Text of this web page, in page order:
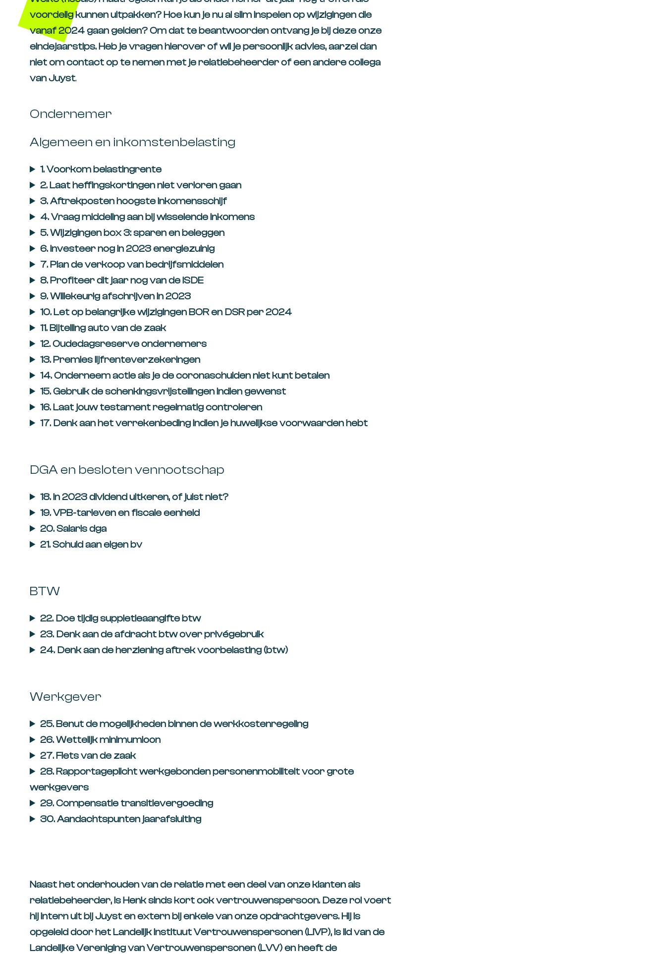
voordelig kunnen uitpakken? Hoe kun je nu al slim inspelen op wijzigingen die
vanaf 2024 gaan gelden? Om dat te beantwoorden ontvang je bij deze onze
eindejaarstips. Heb je vragen hierover of wil je persoonlijk advies, aarzel dan
niet om contact op te nemen met je relatiebeheerder of een andere collega
van Juyst.
Ondernemer
Algemeen en inkomstenbelasting
1. Voorkom belastingrente
2.Laat heffingskortingen niet verloren gaan
3. Aftrekposten hoogste inkomensschijf
4. Vraag middeling aan bij wisselende inkomens
5. Wijzigingen box 3: sparen en beleggen
6. Investeer nog in 2023 energiezuinig
7. Plan de verkoop van bedrijfsmiddelen
8. Profiteer dit jaar nog van de ISDE
9. Willekeurig afschrijven in 2023
10. Let op belangrijke wijzigingen BOR en DSR per 2024
11. Bijtelling auto van de zaak
12. Oudedagsreserve ondernemers
13. Premies lijfrenteverzekeringen
14. Onderneem actie als je de coronaschulden niet kunt betalen
15. Gebruik de schenkingsvrijstellingen indien gewenst
16. Laat jouw testament regelmatig controleren
17. Denk aan het verrekenbeding indien je huwelijkse voorwaarden hebt
DGA en besloten vennootschap
18. In 2023 dividend uitkeren, of juist niet?
19. VPB-tarieven en fiscale eenheid
20. Salaris dga
21. Schuld aan eigen bv
BTW
22. Doe tijdig suppletieaangifte btw
23. Denk aan de afdracht btw over privégebruik
24. Denk aan de herziening aftrek voorbelasting (btw)
Werkgever
25. Benut de mogelijkheden binnen de werkkostenregeling
26. Wettelijk minimumloon
27. Fiets van de zaak
28. Rapportageplicht werkgebonden personenmobiliteit voor grote
werkgevers
29. Compensatie transitievergoeding
30. Aandachtspunten jaarafsluiting
Naast het onderhouden van de relatie met een deel van onze klanten als
relatiebeheerder, is Henk sinds kort ook vertrouwenspersoon. Deze rol voert
hij intern uit bij Juyst en extern bij enkele van onze opdrachtgevers. Hij is
opgeleid door het Landelijk Instituut Vertrouwenspersonen (LIVP), is lid van de
Landelijke Vereniging van Vertrouwenspersonen (LVV) en heeft de